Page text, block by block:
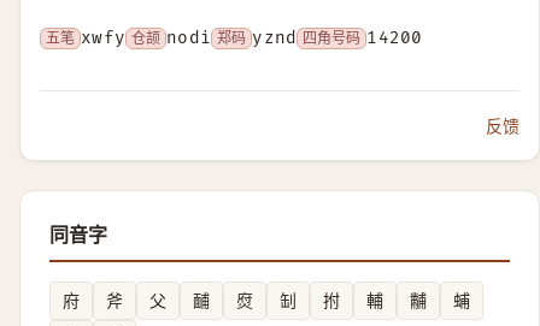
五笔 xwfy 仓颉 nodi 郑码 yznd 四角号码 14200
反馈
同音字
府 斧 父 䩉 焤 㓡 拊 輔 黼
蜅